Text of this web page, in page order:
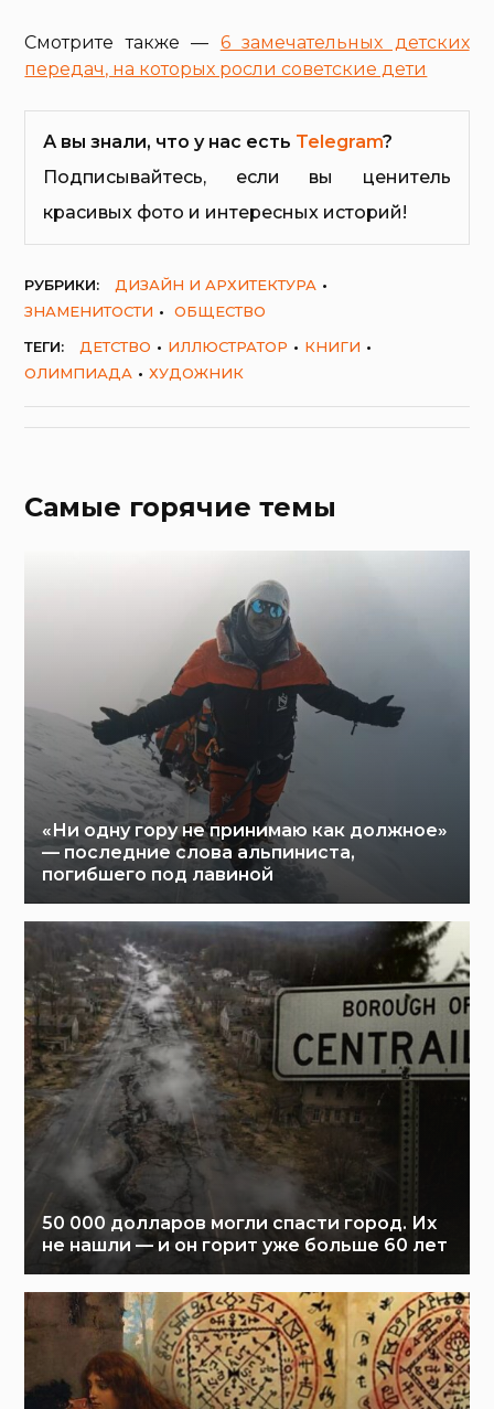
Смотрите также — 6 замечательных детских
передач, на которых росли советские дети
А вы знали, что у нас есть Telegram?
Подписывайтесь, если вы ценитель
красивых фото и интересных историй!
РУБРИКИ:
ДИЗАЙН И АРХИТЕКТУРА
ЗНАМЕНИТОСТИ
ОБЩЕСТВО
ТЕГИ:
ДЕТСТВО ИЛЛЮСТРАТОР
КНИГИ
ОЛИМПИАДА
ХУДОЖНИК
Самые горячие темы
«Ни одну гору не принимаю как должное»
— последние слова альпиниста,
погибшего под лавиной
50 000 долларов могли спасти город. Их
не нашли — и он горит уже больше 60 лет